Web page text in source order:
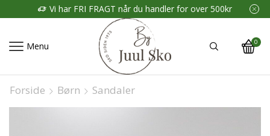
Vi har FRI FRAGT når du handler for over 500kr
Menu 0
Forside Børn Sandaler